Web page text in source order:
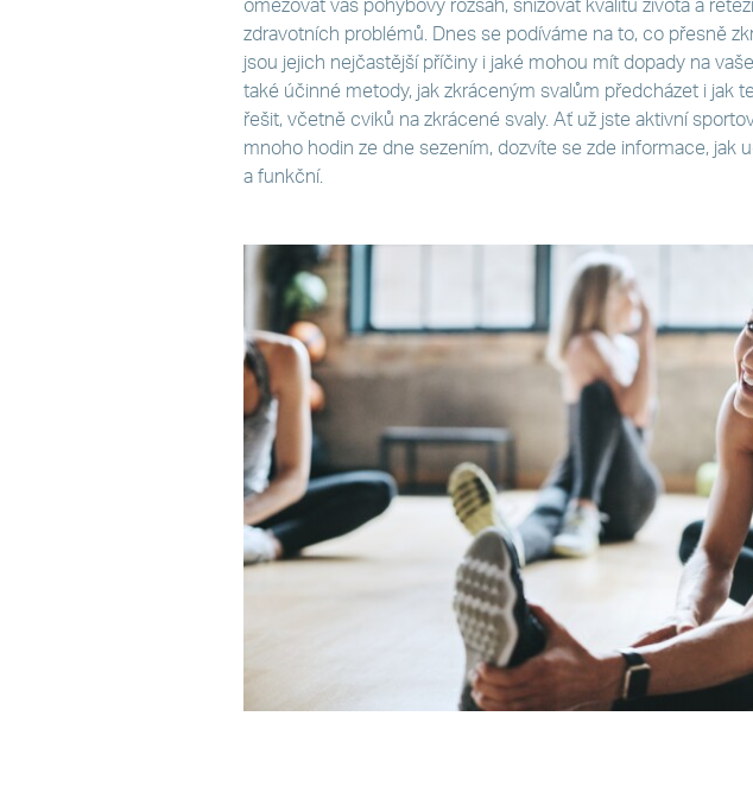
omezovat váš pohybový rozsah, snižovat kvalitu života a
zdravotních problémů. Dnes se podíváme na to, co přesně
jsou jejich nejčastější příčiny i jaké mohou mít dopady na
také účinné metody, jak zkráceným svalům předcházet i jak
řešit, včetně cviků na zkrácené svaly. Ať už jste aktivní
mnoho hodin ze dne sezením, dozvíte se zde informace, jak
a funkční.